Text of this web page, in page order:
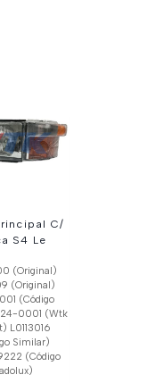
C/
S4 Le
(Original)
(Original)
(Código
0001 (Wtk
L0113016
Similar)
(Código